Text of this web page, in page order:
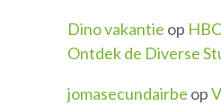
Dino vakantie op
Ontdek de Diverse
jomasecundairbe op